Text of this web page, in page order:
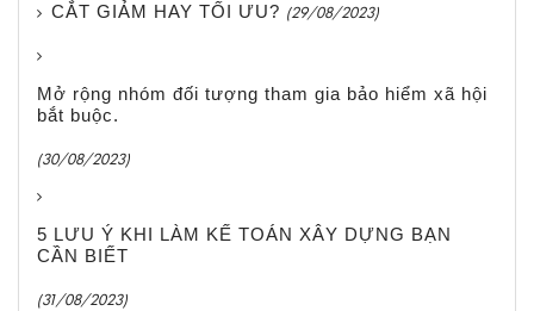
CẮT GIẢM HAY TỐI ƯU? (29/08/2023)
Mở rộng nhóm đối tượng tham gia bảo hiểm xã hội
bắt buộc.
(30/08/2023)
5 LƯU Ý KHI LÀM KẾ TOÁN XÂY DỰNG BẠN
CẦN BIẾT
(31/08/2023)